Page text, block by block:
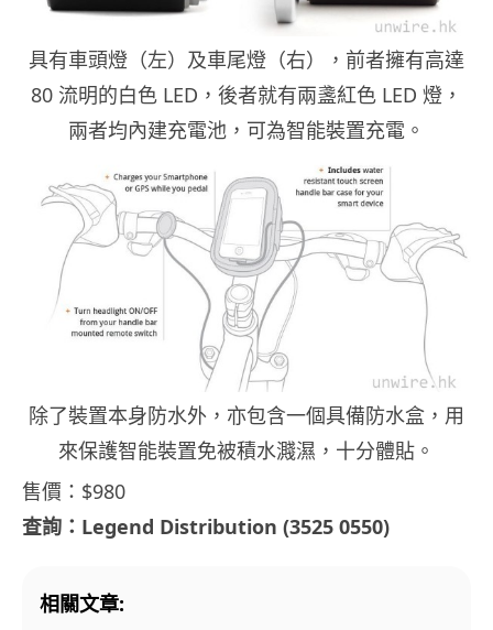
具有車頭燈（左）及車尾燈（右），前者擁有高達
80 流明的白色 LED，後者就有兩盞紅色 LED 燈，
兩者均內建充電池，可為智能裝置充電。
除了裝置本身防水外，亦包含一個具備防水盒，用
來保護智能裝置免被積水濺濕，十分體貼。
售價：$980
查詢：Legend Distribution (3525 0550)
相關文章: